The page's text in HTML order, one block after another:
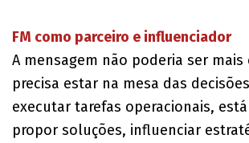
FM como parceiro e influenciador
A mensagem não poderia ser mais
precisa estar na mesa das
executar tarefas operacionais,
propor soluções, influenciar